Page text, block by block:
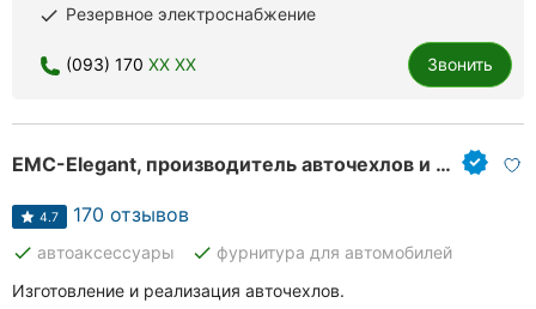
Запорожье
Днепр
done Резервное электроснабжение
(093) 170 XX XX Звонить
EMC-Elegant, производитель авточехлов и автоковримов
4.7 170 отзывов
done автоаксессуары done фурнитура для автомобилей
Изготовление и реализация авточехлов.